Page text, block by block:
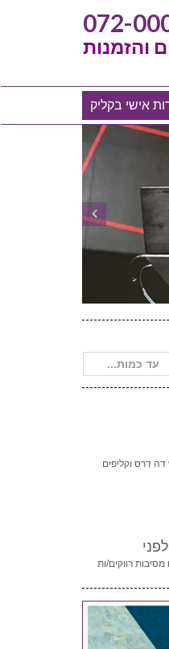
072-
והזמנות
אישי בקליק
דה דרס וקליפים
מסיבות רווקים/ות